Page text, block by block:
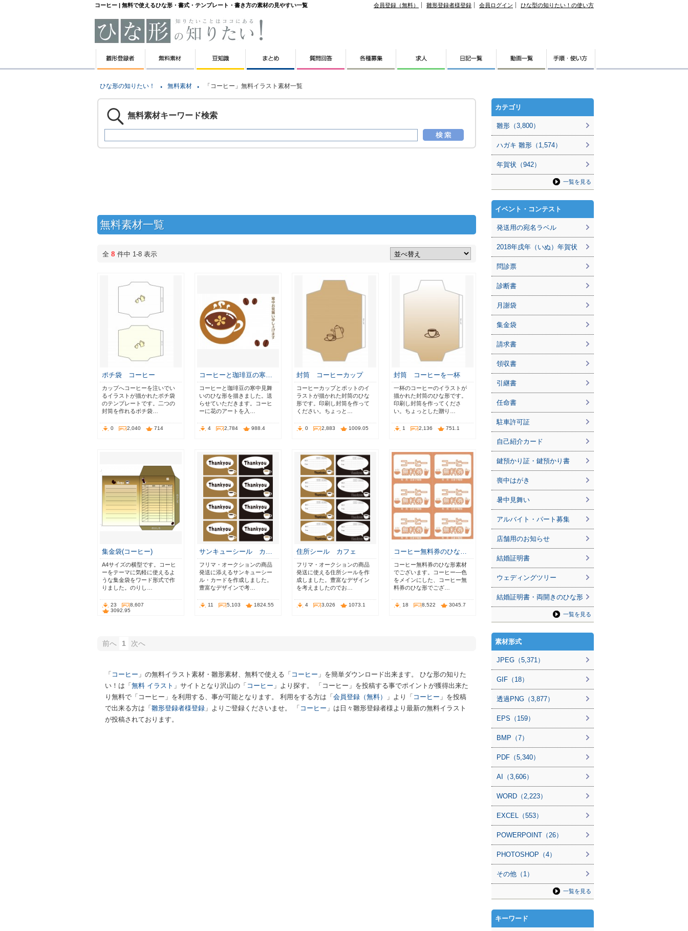
コーヒー | 無料で使えるひな形・書式・テンプレート・書き方の素材の見やすい一覧 会員登録（無料） 雛形登録者様登録 会員ログイン ひな型の知りたい！の使い方
ひな形の知りたい！ 無料素材 「コーヒー」無料イラスト素材一覧
無料素材キーワード検索
無料素材一覧
全 8 件中 1-8 表示
ポチ袋 コーヒー
カップへコーヒーを注いでい
るイラストが描かれたポチ袋
のテンプレートです。二つの
封筒を作れるポチ袋…
0 2,040 714
コーヒーと珈琲豆の寒…
コーヒーと珈琲豆の寒中見舞
いのひな形を描きました。送
らせていただきます。コーヒ
ーに花のアートを入…
4 2,784 988.4
封筒 コーヒーカップ
コーヒーカップとポットのイ
ラストが描かれた封筒のひな
形です。印刷し封筒を作って
ください。ちょっと…
0 2,883 1009.05
封筒 コーヒーを一杯
一杯のコーヒーのイラストが
描かれた封筒のひな形です。
印刷し封筒を作ってくださ
い。ちょっとした贈り…
1 2,136 751.1
集金袋(コーヒー)
A4サイズの横型です。コーヒ
ーをテーマに気軽に使えるよ
うな集金袋をワード形式で作
りました。のりし…
23
8,607
3092.95
サンキューシール カ…
フリマ・オークションの商品
発送に添えるサンキューシー
ル・カードを作成しました。
豊富なデザインで考…
11 5,103 1824.55
住所シール カフェ
フリマ・オークションの商品
発送に使える住所シールを作
成しました。豊富なデザイン
を考えましたのでお…
4 3,026 1073.1
コーヒー無料券のひな…
コーヒー無料券のひな形素材
でございます。コーヒー―色
をメインにした、コーヒー無
料券のひな形でござ…
18 8,522 3045.7
前へ 1 次へ
「 コーヒー 」の無料イラスト素材・雛形素材、無料で使える「 コーヒー 」を簡単ダウンロード出来ます。 ひな形の知りた
い！は「 無料 イラスト 」サイトとなり沢山の「 コーヒー 」より探す。 「コーヒー」を投稿する事でポイントが獲得出来た
り無料で「コーヒー」を利用する、事が可能となります。 利用をする方は「 会員登録（無料） 」より「 コーヒー 」を投稿
で出来る方は「 雛形登録者様登録 」よりご登録くださいませ。 「 コーヒー 」は日々雛形登録者様より最新の無料イラスト
が投稿されております。
カテゴリ
雛形（3,800）
ハガキ 雛形（1,574）
年賀状（942）
一覧を見る
イベント・コンテスト
発送用の宛名ラベル
2018年戌年（いぬ）年賀状
問診票
診断書
月謝袋
集金袋
請求書
領収書
引継書
任命書
駐車許可証
自己紹介カード
鍵預かり証・鍵預かり書
喪中はがき
暑中見舞い
アルバイト・パート募集
店舗用のお知らせ
結婚証明書
ウェディングツリー
結婚証明書・両開きのひな形
一覧を見る
素材形式
JPEG（5,371）
GIF（18）
透過PNG（3,877）
EPS（159）
BMP（7）
PDF（5,340）
AI（3,606）
WORD（2,223）
EXCEL（553）
POWERPOINT（26）
PHOTOSHOP（4）
その他（1）
一覧を見る
キーワード